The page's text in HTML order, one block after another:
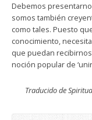
Debemos
somos también
como tales. Puesto
conocimiento,
que puedan
noción popular de
Traducido de